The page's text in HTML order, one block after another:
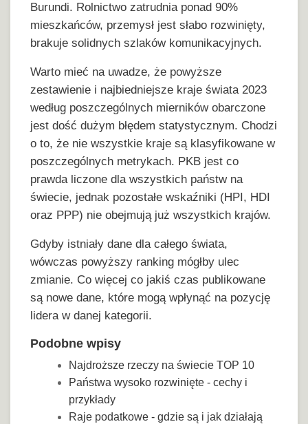
Burundi. Rolnictwo zatrudnia ponad 90%
mieszkańców, przemysł jest słabo rozwinięty,
brakuje solidnych szlaków komunikacyjnych.
Warto mieć na uwadze, że powyższe
zestawienie i najbiedniejsze kraje świata 2023
według poszczególnych mierników obarczone
jest dość dużym błędem statystycznym. Chodzi
o to, że nie wszystkie kraje są klasyfikowane w
poszczególnych metrykach. PKB jest co
prawda liczone dla wszystkich państw na
świecie, jednak pozostałe wskaźniki (HPI, HDI
oraz PPP) nie obejmują już wszystkich krajów.
Gdyby istniały dane dla całego świata,
wówczas powyższy ranking mógłby ulec
zmianie. Co więcej co jakiś czas publikowane
są nowe dane, które mogą wpłynąć na pozycję
lidera w danej kategorii.
Podobne wpisy
Najdroższe rzeczy na świecie TOP 10
Państwa wysoko rozwinięte - cechy i
przykłady
Raje podatkowe - gdzie są i jak działają